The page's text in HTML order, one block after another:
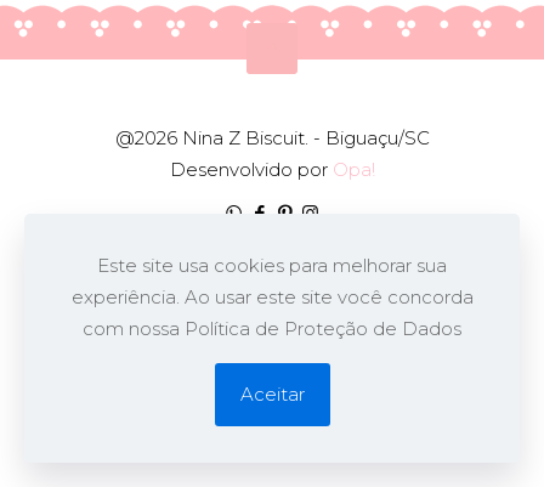
@2026 Nina Z Biscuit. - Biguaçu/SC
Desenvolvido por Opa!
Este site usa cookies para melhorar sua
experiência. Ao usar este site você concorda
com nossa Política de Proteção de Dados
Aceitar